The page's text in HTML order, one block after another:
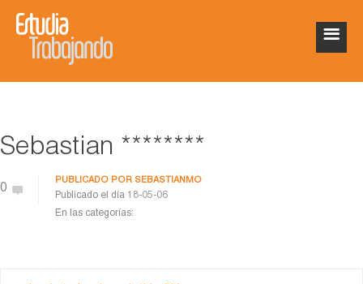
Sebastian ********
0
PUBLICADO POR SEBASTIANMO
Publicado el día 18-05-06
En las categorías: